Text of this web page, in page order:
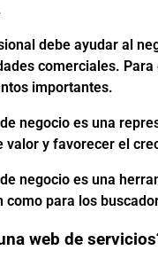
debe ayudar al
comerciales.
importantes.
negocio es una
y favorecer el
negocio es una
como para los
web de